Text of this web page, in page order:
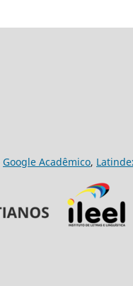
Google Acadêmico,